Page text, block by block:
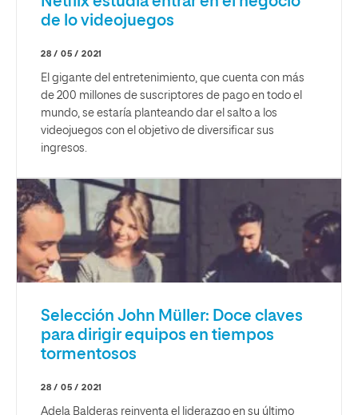
de lo videojuegos
28 / 05 / 2021
El gigante del entretenimiento, que cuenta con más
de 200 millones de suscriptores de pago en todo el
mundo, se estaría planteando dar el salto a los
videojuegos con el objetivo de diversificar sus
ingresos.
Selección John Müller: Doce claves
para dirigir equipos en tiempos
tormentosos
28 / 05 / 2021
Adela Balderas reinventa el liderazgo en su último